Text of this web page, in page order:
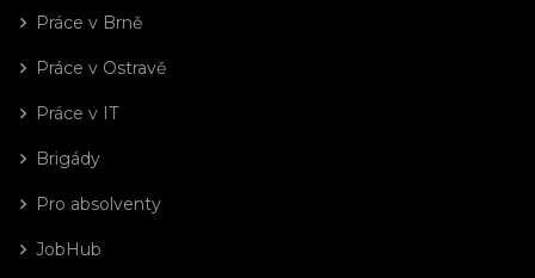
Práce v Brně
Práce v Ostravě
Práce v IT
Brigády
Pro absolventy
JobHub